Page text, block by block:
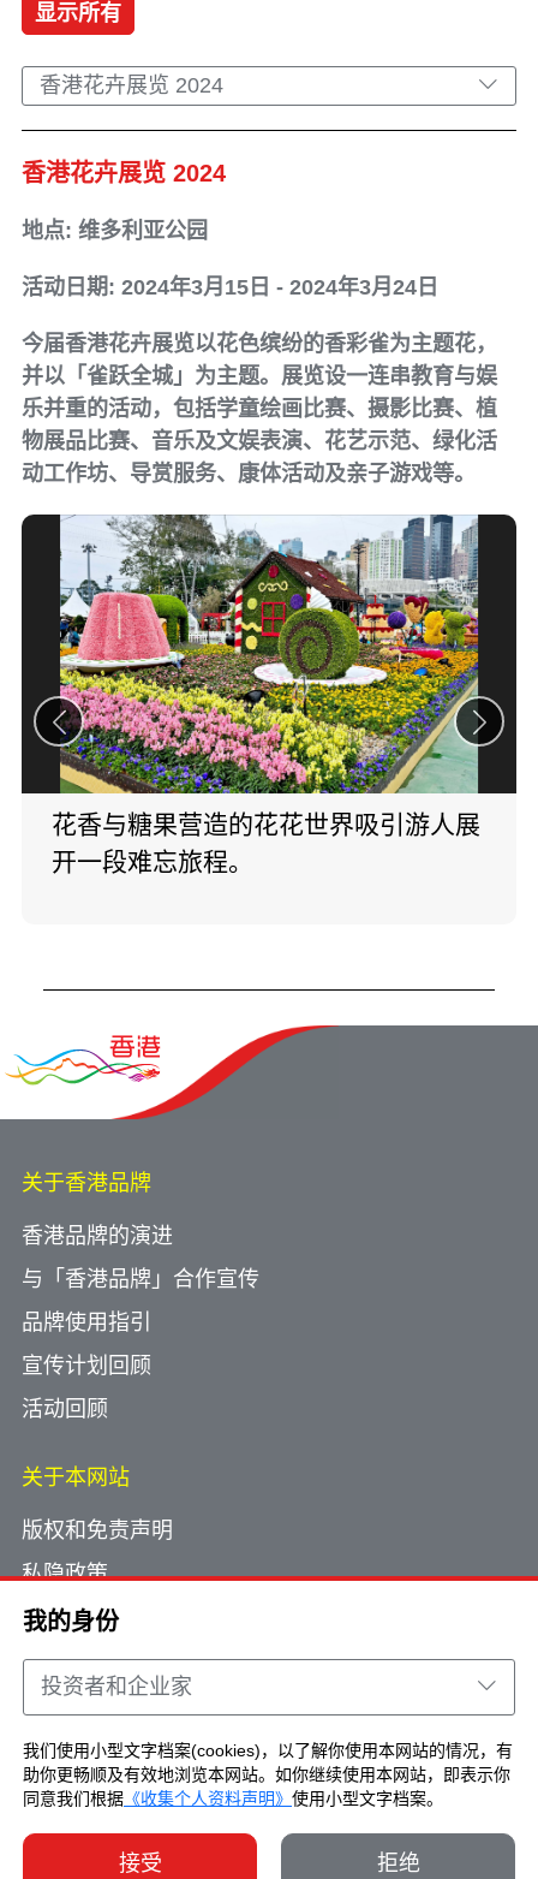
我的身份
投资者和企业家
我们使用小型文字档案(cookies)，以了解你使用本网站的情况，有
助你更畅顺及有效地浏览本网站。如你继续使用本网站，即表示你
同意我们根据 《收集个人资料声明》 使用小型文字档案。
接受 拒绝
显示所有
香港花卉展览 2024
香港花卉展览 2024
地点: 维多利亚公园
活动日期: 2024年3月15日 - 2024年3月24日
今届香港花卉展览以花色缤纷的香彩雀为主题花，
并以「雀跃全城」为主题。展览设一连串教育与娱
乐并重的活动，包括学童绘画比赛、摄影比赛、植
物展品比赛、音乐及文娱表演、花艺示范、绿化活
动工作坊、导赏服务、康体活动及亲子游戏等。
花香与糖果营造的花花世界吸引游人展
开一段难忘旅程。
关于香港品牌
香港品牌的演进
与「香港品牌」合作宣传
品牌使用指引
宣传计划回顾
活动回顾
关于本网站
版权和免责声明
私隐政策
使用小型文字档案
网页指南
联络我们
Copyright © Brand Hong Kong. All Rights
Reserved.